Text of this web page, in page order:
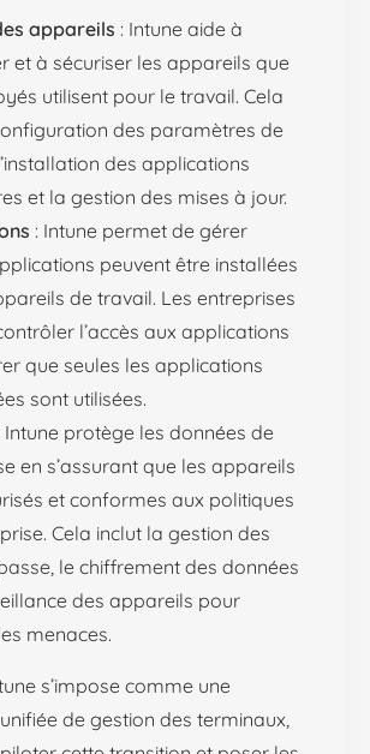
appareils : Intune aide à
et à sécuriser les appareils que
utilisent pour le travail. Cela
des paramètres de
des applications
et la gestion des mises à jour.
: Intune permet de gérer
peuvent être installées
de travail. Les entreprises
l’accès aux applications
que seules les applications
sont utilisées.
Intune protège les données de
en s’assurant que les appareils
et conformes aux politiques
Cela inclut la gestion des
le chiffrement des données
des appareils pour
menaces.
s’impose comme une
de gestion des terminaux,